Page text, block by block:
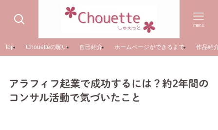
menu
top Chouetteの願い 自己紹介 ホームページができるまで 作品紹
アラフィフ起業で成功するには？約2年間の
コンサル活動で気づいたこと